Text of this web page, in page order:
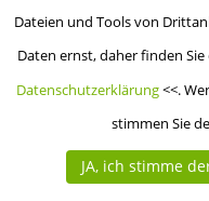
Arbeitskreis Serbska kupa
MuzeON Polen
© 2015 - 2026 Lausitzer
Dateien und Tools von
Daten ernst, daher finden
Datenschutzerklärung<<.
stimmen Sie
JA, ich stimme